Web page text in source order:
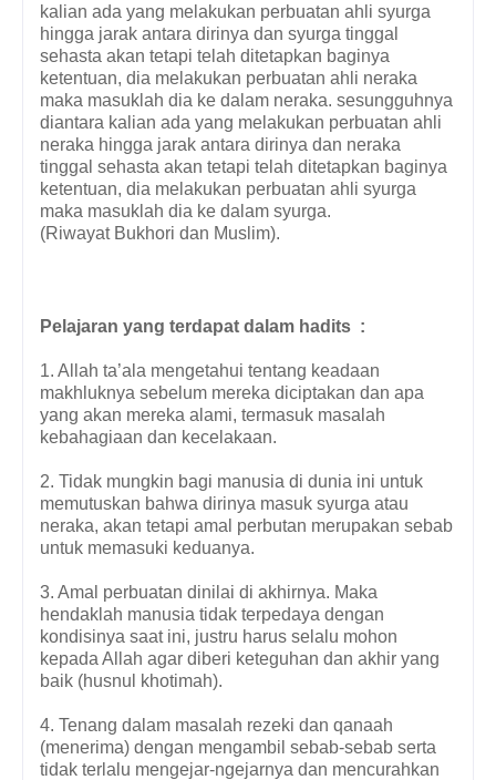
kalian ada yang melakukan perbuatan ahli syurga
hingga jarak antara dirinya dan syurga tinggal
sehasta akan tetapi telah ditetapkan baginya
ketentuan, dia melakukan perbuatan ahli neraka
maka masuklah dia ke dalam neraka. sesungguhnya
diantara kalian ada yang melakukan perbuatan ahli
neraka hingga jarak antara dirinya dan neraka
tinggal sehasta akan tetapi telah ditetapkan baginya
ketentuan, dia melakukan perbuatan ahli syurga
maka masuklah dia ke dalam syurga.
(Riwayat Bukhori dan Muslim).
Pelajaran yang terdapat dalam hadits :
1. Allah ta’ala mengetahui tentang keadaan
makhluknya sebelum mereka diciptakan dan apa
yang akan mereka alami, termasuk masalah
kebahagiaan dan kecelakaan.
2. Tidak mungkin bagi manusia di dunia ini untuk
memutuskan bahwa dirinya masuk syurga atau
neraka, akan tetapi amal perbutan merupakan sebab
untuk memasuki keduanya.
3. Amal perbuatan dinilai di akhirnya. Maka
hendaklah manusia tidak terpedaya dengan
kondisinya saat ini, justru harus selalu mohon
kepada Allah agar diberi keteguhan dan akhir yang
baik (husnul khotimah).
4. Tenang dalam masalah rezeki dan qanaah
(menerima) dengan mengambil sebab-sebab serta
tidak terlalu mengejar-ngejarnya dan mencurahkan